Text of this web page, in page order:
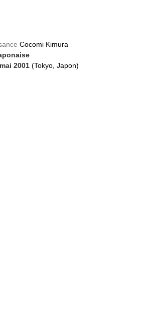
Cocomi Kimura
2001 (Tokyo, Japon)